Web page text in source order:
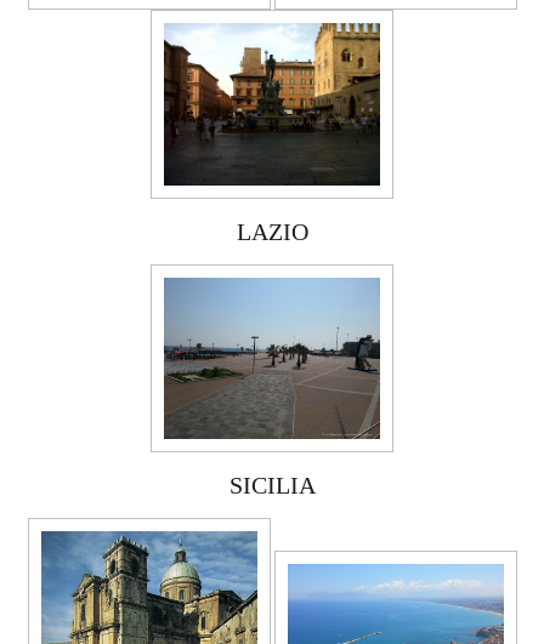
LAZIO
SICILIA